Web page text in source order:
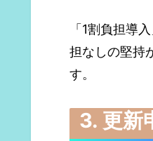
「1割負担導
担なしの堅持
す。
3. 更新